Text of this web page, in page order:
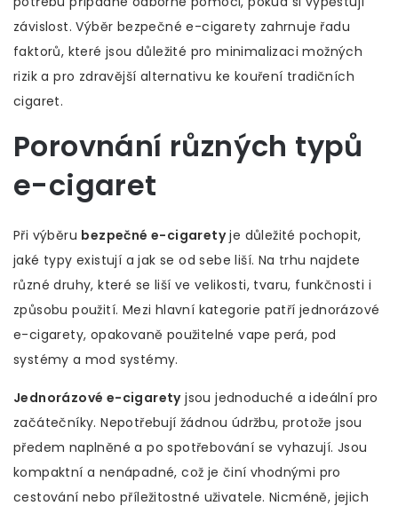
závislost. Výběr bezpečné e-cigarety zahrnuje řadu
faktorů, které jsou důležité pro minimalizaci možných
rizik a pro zdravější alternativu ke kouření tradičních
cigaret.
Porovnání různých typů
e-cigaret
Při výběru bezpečné e-cigaretyje důležité pochopit,
jaké typy existují a jak se od sebe liší. Na trhu najdete
různé druhy, které se liší ve velikosti, tvaru, funkčnosti i
způsobu použití. Mezi hlavní kategorie patří jednorázové
e-cigarety, opakovaně použitelné vape perá, pod
systémy a mod systémy.
Jednorázové e-cigaretyjsou jednoduché a ideální pro
začátečníky. Nepotřebují žádnou údržbu, protože jsou
předem naplněné a po spotřebování se vyhazují. Jsou
kompaktní a nenápadné, což je činí vhodnými pro
cestování nebo příležitostné uživatele. Nicméně, jejich